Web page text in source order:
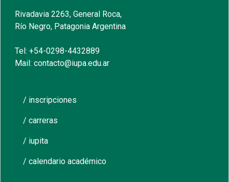
Rivadavia 2263, General Roca,
Río Negro, Patagonia Argentina
Tel: +54-0298-4432889
Mail: contacto@iupa.edu.ar
/ inscripciones
/ carreras
/ iupita
/ calendario académico